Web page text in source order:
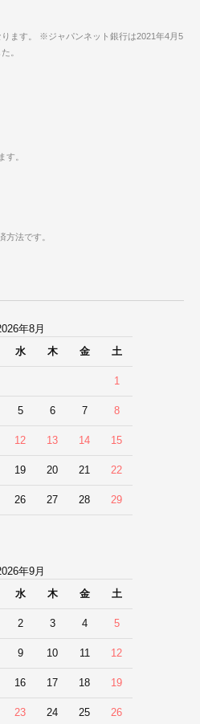
ます。 ※ジャパンネット銀行は2021年4月5
。
す。
方法です。
年8月
水 木 金 土
1
5 6 7 8
12 13 14 15
19 20 21 22
26 27 28 29
年9月
水 木 金 土
2 3 4 5
9 10 11 12
16 17 18 19
23 24 25 26